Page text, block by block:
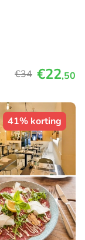
€34 €22,50
41% korting